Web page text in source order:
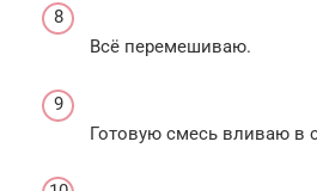
Всё перемешиваю.
Готовую смесь вливаю в